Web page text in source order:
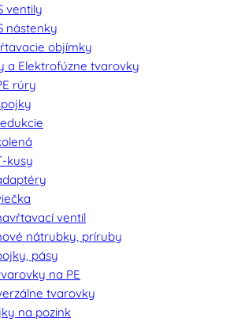
ventily
nástenky
objímky
a Elektrofúzne tvarovky
rúry
kusy
ventil
nátrubky, príruby
pásy
na PE
tvarovky
na pozink